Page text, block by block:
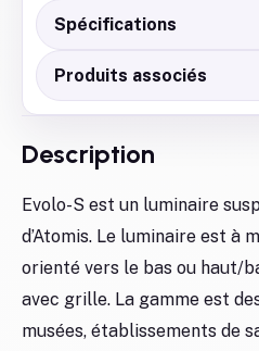
Spécifications
Produits associés
Description
Evolo-S est un luminaire
d’Atomis. Le luminaire est à
orienté vers le bas ou haut/
avec grille. La gamme est
musées, établissements de